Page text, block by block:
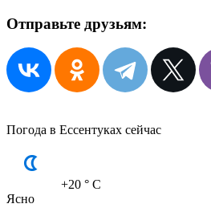
Отправьте друзьям:
Погода в Ессентуках сейчас
+20 ° C
Ясно